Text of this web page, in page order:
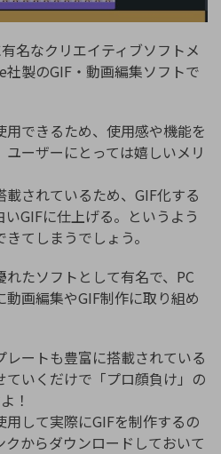
名なクリエイティブソフトメ
製のGIF・動画編集ソフトで
できるため、使用感や機能を
ーザーにとっては嬉しいメリ
されているため、GIF化する
GIFに仕上げる。というよう
てしまうでしょう。
たソフトとして有名で、PC
画編集やGIF制作に取り組め
ートも豊富に搭載されている
ていくだけで「プロ顔負け」の
！
して実際にGIFを制作するの
からダウンロードしておいて